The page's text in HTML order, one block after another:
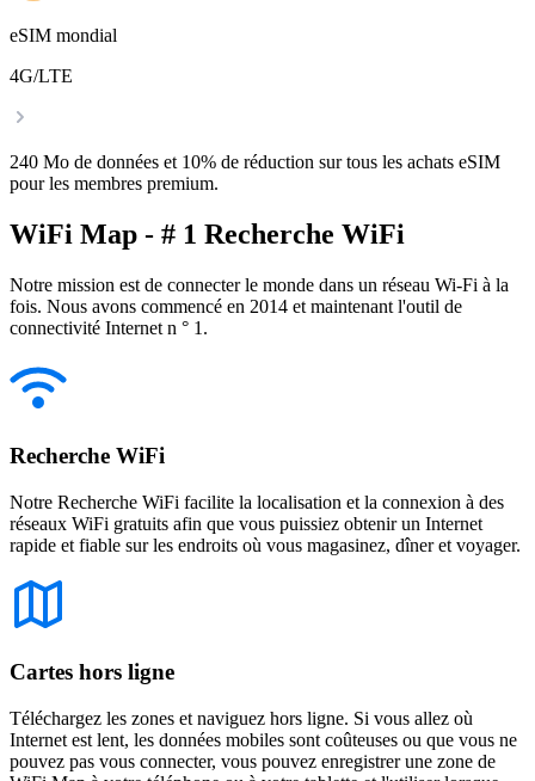
eSIM mondial
4G/LTE
240 Mo de données et 10% de réduction sur tous les achats eSIM
pour les membres premium.
WiFi Map - # 1 Recherche WiFi
Notre mission est de connecter le monde dans un réseau Wi-Fi à la
fois. Nous avons commencé en 2014 et maintenant l'outil de
connectivité Internet n ° 1.
Recherche WiFi
Notre Recherche WiFi facilite la localisation et la connexion à des
réseaux WiFi gratuits afin que vous puissiez obtenir un Internet
rapide et fiable sur les endroits où vous magasinez, dîner et voyager.
Cartes hors ligne
Téléchargez les zones et naviguez hors ligne. Si vous allez où
Internet est lent, les données mobiles sont coûteuses ou que vous ne
pouvez pas vous connecter, vous pouvez enregistrer une zone de